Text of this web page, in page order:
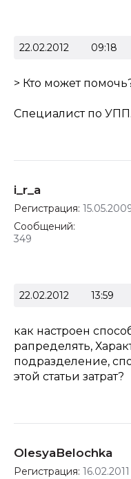
22.02.2012 09:18
> Кто может
Специалист по УПП.
i_r_a
Регистрация:
Сообщений:
349
22.02.2012 13:59
как настроен
рапределять,
подразделение,
этой статьи затрат?
OlesyaBelochka
Регистрация: 16.02.2011